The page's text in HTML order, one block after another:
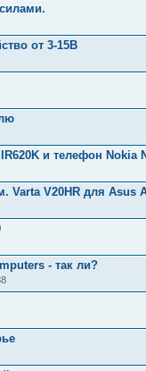
от 3-15В
и телефон Nokia
Varta V20HR для Asus
- так ли?